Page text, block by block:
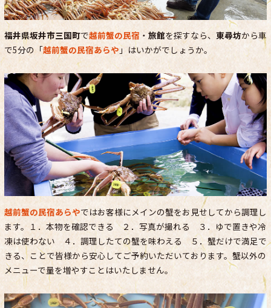
福井県坂井市三国町で越前蟹の民宿 ・旅館を探すなら、 東尋坊から車
で5分の「越前蟹の民宿あらや」はいかがでしょうか。
越前蟹の民宿あらやではお客様にメインの蟹をお見せしてから調理し
ます。１．本物を確認できる ２．写真が撮れる ３．ゆで置きや冷
凍は使わない ４．調理したての蟹を味わえる ５．蟹だけで満足で
きる、ことで皆様から安心してご予約いただいております。蟹以外の
メニューで量を増やすことはいたしません。